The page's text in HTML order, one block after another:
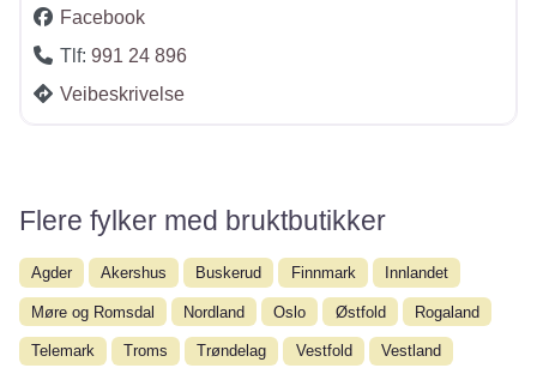
Facebook
Tlf: 991 24 896
Veibeskrivelse
Flere fylker med bruktbutikker
Agder Akershus Buskerud Finnmark Innlandet
Møre og Romsdal Nordland Oslo Østfold Rogaland
Telemark Troms Trøndelag Vestfold Vestland